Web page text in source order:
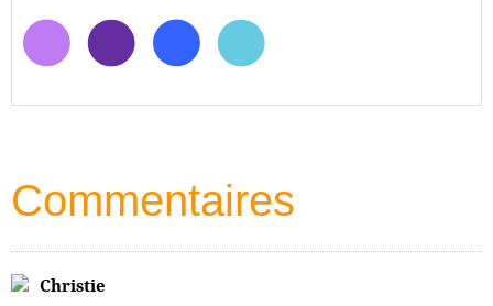
Commentaires
Christie